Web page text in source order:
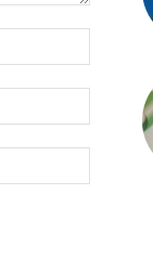
Posta:*